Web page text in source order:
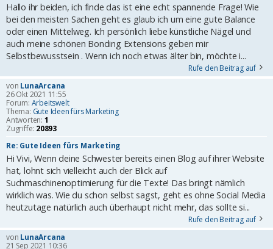
Hallo ihr beiden, ich finde das ist eine echt spannende Frage! Wie
bei den meisten Sachen geht es glaub ich um eine gute Balance
oder einen Mittelweg. Ich persönlich liebe künstliche Nägel und
auch meine schönen Bonding Extensions geben mir
Selbstbewusstsein . Wenn ich noch etwas älter bin, möchte i...
Rufe den Beitrag auf
von LunaArcana
26 Okt 2021 11:55
Forum: Arbeitswelt
Thema: Gute Ideen fürs Marketing
Antworten: 1
Zugriffe: 20893
Re: Gute Ideen fürs Marketing
Hi Vivi, Wenn deine Schwester bereits einen Blog auf ihrer Website
hat, lohnt sich vielleicht auch der Blick auf
Suchmaschinenoptimierung für die Texte! Das bringt nämlich
wirklich was. Wie du schon selbst sagst, geht es ohne Social Media
heutzutage natürlich auch überhaupt nicht mehr, das sollte si...
Rufe den Beitrag auf
von LunaArcana
21 Sep 2021 10:36